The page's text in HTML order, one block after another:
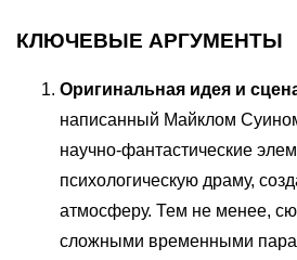
КЛЮЧЕВЫЕ АРГУМЕНТЫ
Оригинальная идея и
написанный Майклом
научно-фантастические
психологическую драму,
атмосферу. Тем не менее,
сложными временными